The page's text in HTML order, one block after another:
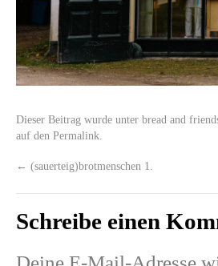
Dieser Beitrag wurde unter bread and
auf den Permalink
← (sauerteig)brotmenschen 1.
Schreibe einen